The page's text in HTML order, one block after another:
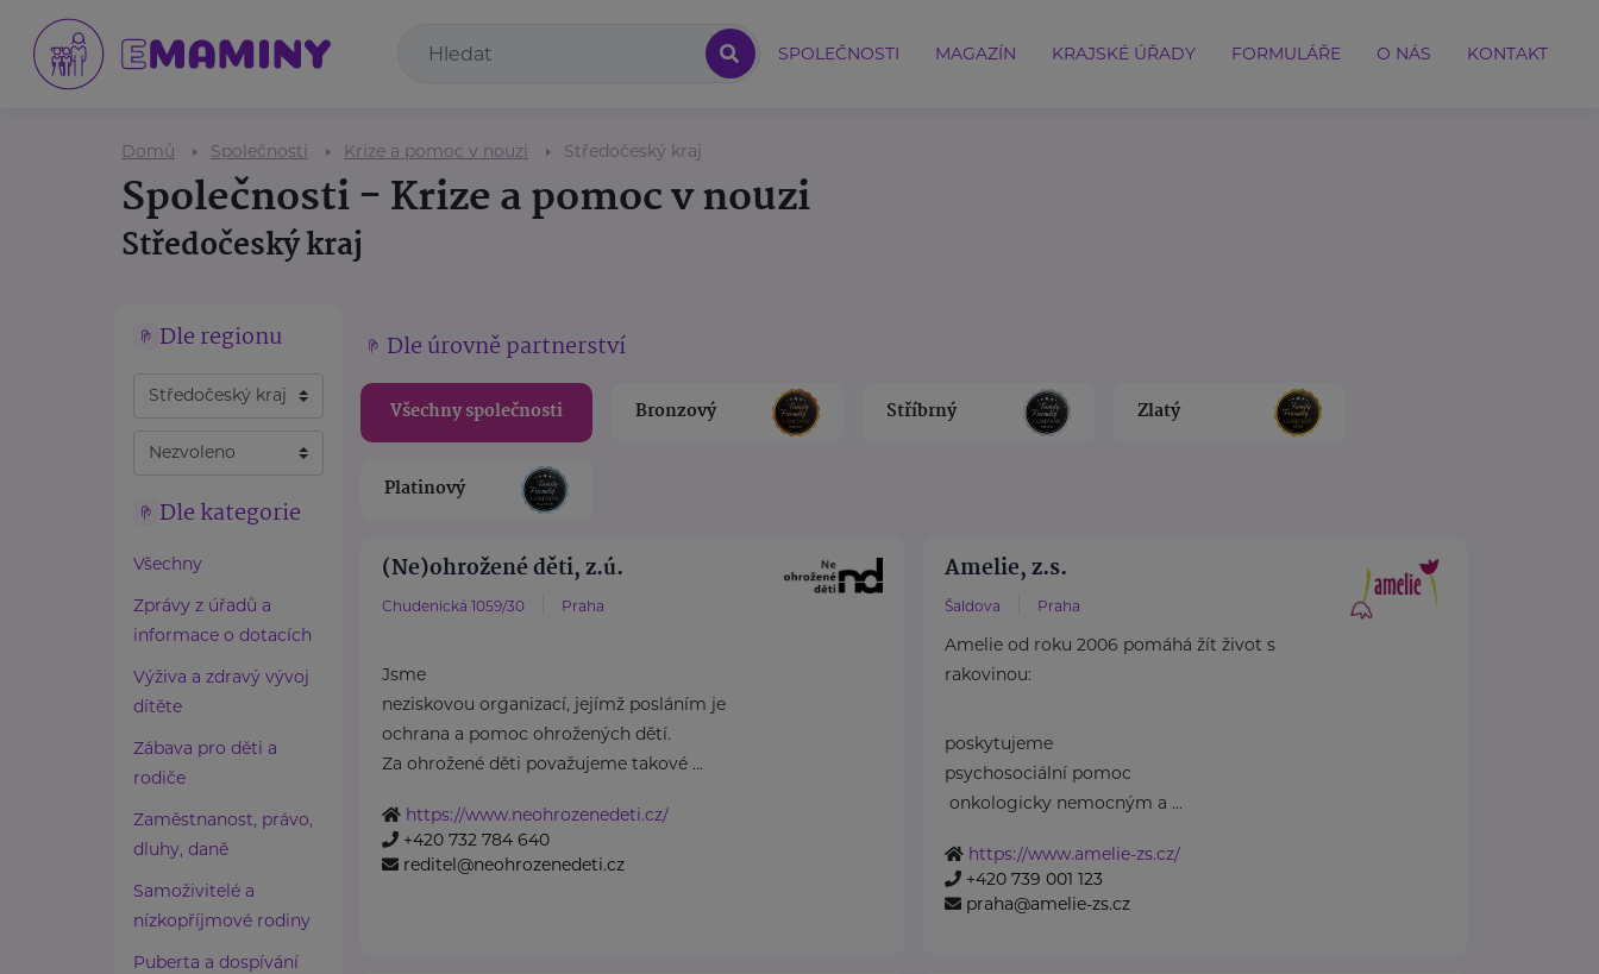
SPOLEČNOSTI MAGAZÍN KRAJSKÉ ÚŘADY FORMULÁŘE O NÁS KONTAKT
Domů Společnosti Krize a pomoc v nouzi Středočeský kraj
Společnosti - Krize a pomoc v nouzi
Středočeský kraj
Dle regionu
Dle kategorie
Všechny
Zprávy z úřadů a
informace o dotacích
Výživa a zdravý vývoj
dítěte
Zábava pro děti a
rodiče
Zaměstnanost, právo,
dluhy, daně
Samoživitelé a
nízkopříjmové rodiny
Puberta a dospívání
Dle úrovně partnerství
Všechny společnosti Bronzový Stříbrný Zlatý
Platinový
(Ne)ohrožené děti, z.ú.
Chudenická 1059/30 Praha
Jsme
neziskovou organizací, jejímž posláním je
ochrana a pomoc ohrožených dětí.
Za ohrožené děti považujeme takové ...
https://www.neohrozenedeti.cz/
+420 732 784 640
reditel@neohrozenedeti.cz
Amelie, z.s.
Šaldova Praha
Amelie od roku 2006 pomáhá žít život s
rakovinou:
poskytujeme
psychosociální pomoc
onkologicky nemocným a ...
https://www.amelie-zs.cz/
+420 739 001 123
praha@amelie-zs.cz